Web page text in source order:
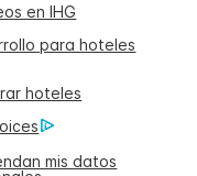
en IHG
para hoteles
hoteles
mis datos